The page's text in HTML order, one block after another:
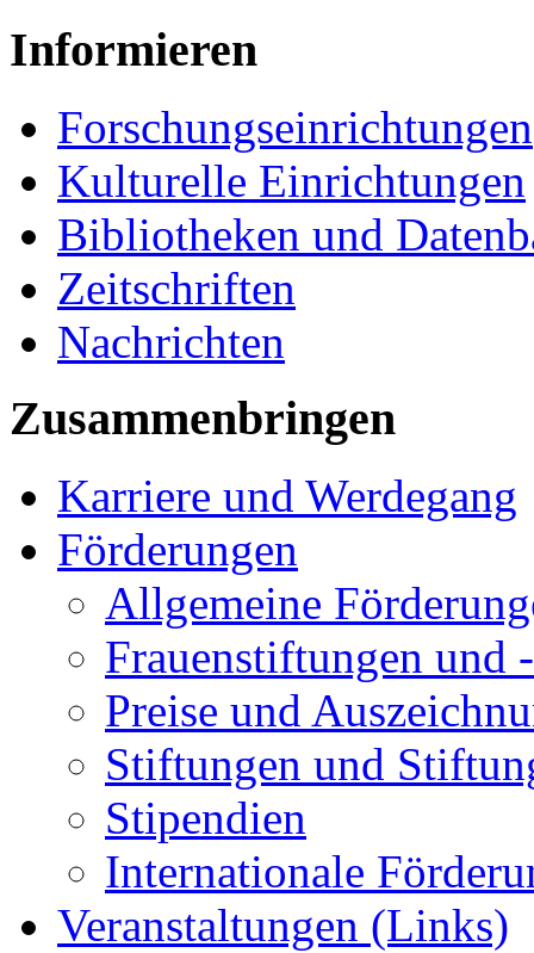
Informieren
Forschungseinrichtungen
Kulturelle Einrichtungen
Bibliotheken und
Zeitschriften
Nachrichten
Zusammenbringen
Karriere und Werdegang
Förderungen
Allgemeine
Frauenstiftungen und
Preise und
Stiftungen und
Stipendien
Internationale
Veranstaltungen (Links)